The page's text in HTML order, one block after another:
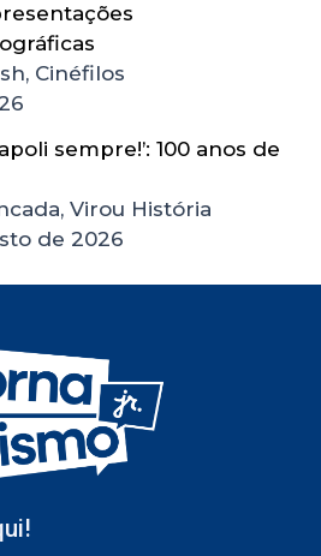
Cinéfilos
sempre!’: 100 anos de
Virou História
de 2026